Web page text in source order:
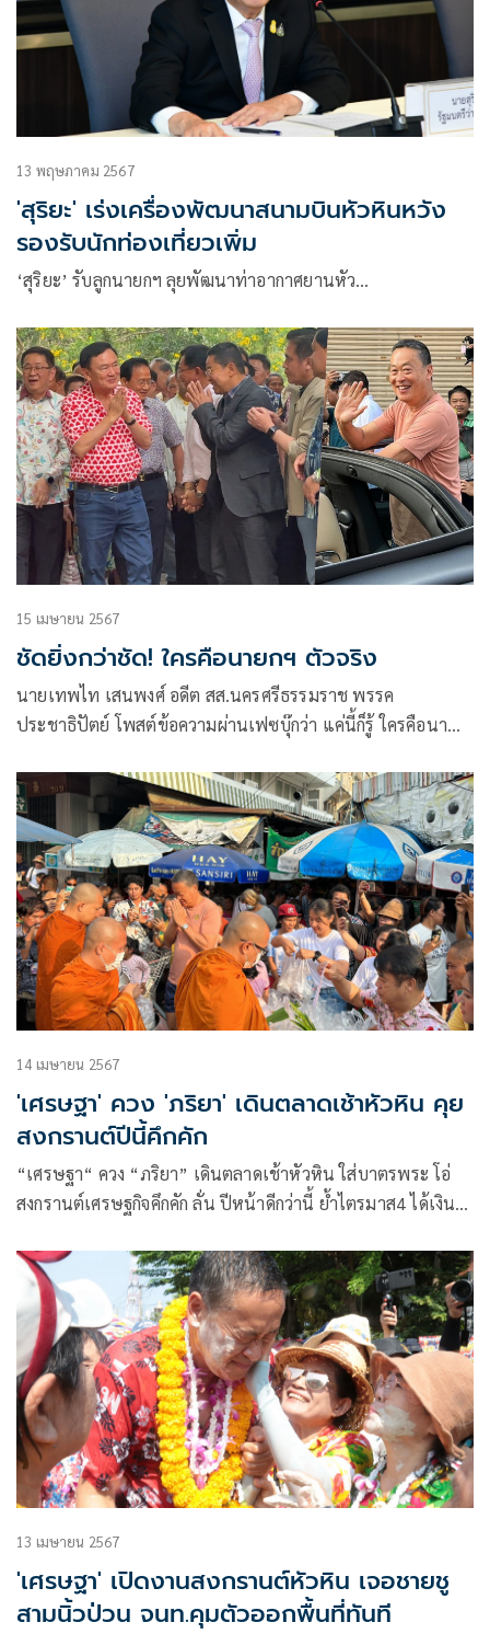
13 พฤษภาคม 2567
'สุริยะ' เร่งเครื่องพัฒนาสนามบินหัวหินหวัง
รองรับนักท่องเที่ยวเพิ่ม
‘สุริยะ’ รับลูกนายกฯ ลุยพัฒนาท่าอากาศยานหัว…
15 เมษายน 2567
ชัดยิ่งกว่าชัด! ใครคือนายกฯ ตัวจริง
นายเทพไท เสนพงศ์ อดีต สส.นครศรีธรรมราช พรรค
ประชาธิปัตย์ โพสต์ข้อความผ่านเฟซบุ๊กว่า แค่นี้ก็รู้ ใครคือนา
14 เมษายน 2567
'เศรษฐา' ควง 'ภริยา' เดินตลาดเช้าหัวหิน คุย
สงกรานต์ปีนี้คึกคัก
“เศรษฐา“ ควง “ภริยา” เดินตลาดเช้าหัวหิน ใส่บาตรพระ โอ่
สงกรานต์เศรษฐกิจคึกคัก ลั่น ปีหน้าดีกว่านี้ ย้ำไตรมาส4 ได้เงิน
13 เมษายน 2567
'เศรษฐา' เปิดงานสงกรานต์หัวหิน เจอชายชู
สามนิ้วป่วน จนท.คุมตัวออกพื้นที่ทันที